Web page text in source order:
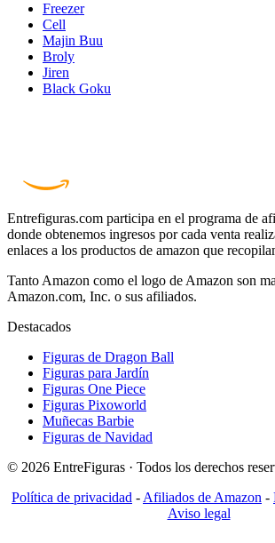
Freezer
Cell
Majin Buu
Broly
Jiren
Black Goku
Entrefiguras.com participa en el programa de
donde obtenemos ingresos por cada venta
enlaces a los productos de amazon que
Tanto Amazon como el logo de Amazon son
Amazon.com, Inc. o sus afiliados.
Destacados
Figuras de Dragon Ball
Figuras para Jardín
Figuras One Piece
Figuras Pixoworld
Muñecas Barbie
Figuras de Navidad
© 2026 EntreFiguras · Todos los derechos
Política de privacidad - Afiliados de Amazon -
Aviso legal